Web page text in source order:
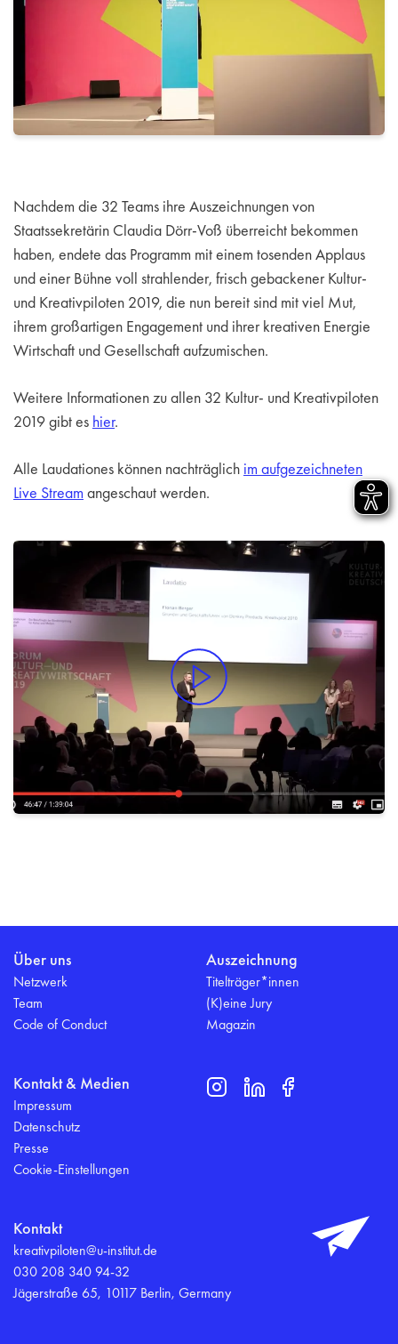
Nachdem die 32 Teams ihre Auszeichnungen von
Staatssekretärin Claudia Dörr-Voß überreicht bekommen
haben, endete das Programm mit einem tosenden Applaus
und einer Bühne voll strahlender, frisch gebackener Kultur-
und Kreativpiloten 2019, die nun bereit sind mit viel Mut,
ihrem großartigen Engagement und ihrer kreativen Energie
Wirtschaft und Gesellschaft aufzumischen.
Weitere Informationen zu allen 32 Kultur- und Kreativpiloten
2019 gibt es hier.
Alle Laudationes können nachträglich im aufgezeichneten
Live Stream angeschaut werden.
Über uns
Netzwerk
Team
Code of Conduct
Auszeichnung
Titelträger*innen
(K)eine Jury
Magazin
Kontakt & Medien
Impressum
Datenschutz
Presse
Cookie-Einstellungen
Kontakt
kreativpiloten@u-institut.de
030 208 340 94-32
Jägerstraße 65, 10117 Berlin, Germany